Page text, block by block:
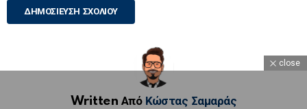
Written Από Κώστας Σαμαράς
close